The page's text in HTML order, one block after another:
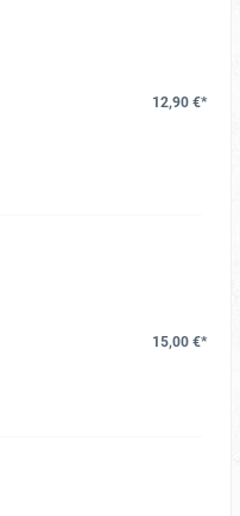
12,90 €*
15,00 €*